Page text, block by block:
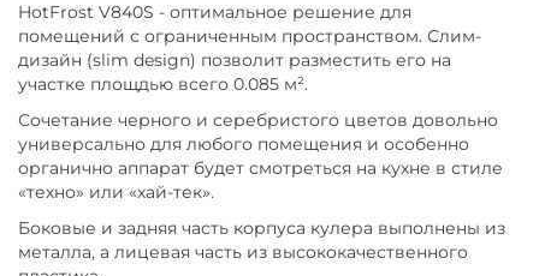
HotFrost V840S - оптимальное решение для
помещений с ограниченным пространством. Слим-
дизайн (slim design) позволит разместить его на
участке площдью всего 0.085 м².
Сочетание черного и серебристого цветов довольно
универсально для любого помещения и особенно
органично аппарат будет смотреться на кухне в стиле
«техно» или «хай-тек».
Боковые и задняя часть корпуса кулера выполнены из
металла, а лицевая часть из высококачественного